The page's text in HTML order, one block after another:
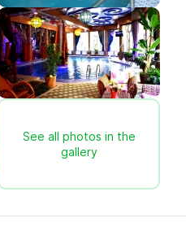
See all photos in the
gallery